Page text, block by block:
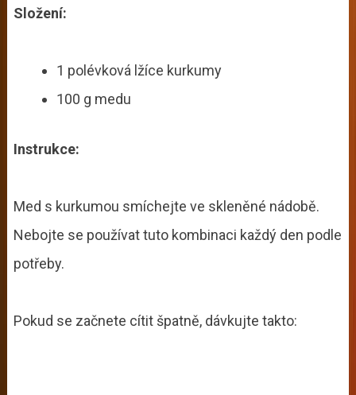
Složení:
1 polévková lžíce kurkumy
100 g medu
Instrukce:
Med s kurkumou smíchejte ve skleněné nádobě.
Nebojte se používat tuto kombinaci každý den podle
potřeby.
Pokud se začnete cítit špatně, dávkujte takto: